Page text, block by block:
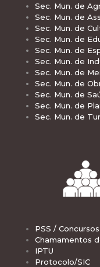
Sec. Mun. de
Sec. Mun. de
Sec. Mun. de
Sec. Mun. de
Sec. Mun. de
Sec. Mun. de
Sec. Mun. de
Sec. Mun. de
Sec. Mun. de
Sec. Mun. de
Sec. Mun. de
PSS /
Chamamentos
IPTU
Protocolo/SIC